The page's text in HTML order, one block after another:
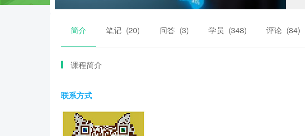
简介 笔记 (20) 问答 (3) 学员 (348) 评论 (84)
课程简介
联系方式